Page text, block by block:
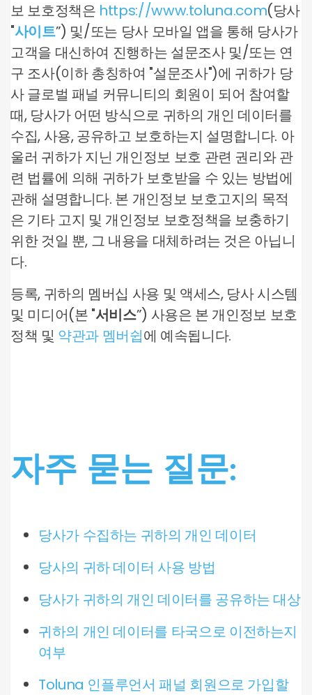
보 보호정책은 https://www.toluna.com(당사
"사이트”) 및/또는 당사 모바일 앱을 통해 당사가
고객을 대신하여 진행하는 설문조사 및/또는 연
구 조사(이하 총칭하여 "설문조사")에 귀하가 당
사 글로벌 패널 커뮤니티의 회원이 되어 참여할
때, 당사가 어떤 방식으로 귀하의 개인 데이터를
수집, 사용, 공유하고 보호하는지 설명합니다. 아
울러 귀하가 지닌 개인정보 보호 관련 권리와 관
련 법률에 의해 귀하가 보호받을 수 있는 방법에
관해 설명합니다. 본 개인정보 보호고지의 목적
은 기타 고지 및 개인정보 보호정책을 보충하기
위한 것일 뿐, 그 내용을 대체하려는 것은 아닙니
다.
등록, 귀하의 멤버십 사용 및 액세스, 당사 시스템
및 미디어(본 "서비스”) 사용은 본 개인정보 보호
정책 및 약관과 멤버쉽에 예속됩니다.
자주 묻는 질문:
당사가 수집하는 귀하의 개인 데이터
당사의 귀하 데이터 사용 방법
당사가 귀하의 개인 데이터를 공유하는 대상
귀하의 개인 데이터를 타국으로 이전하는지
여부
Toluna 인플루언서 패널 회원으로 가입할